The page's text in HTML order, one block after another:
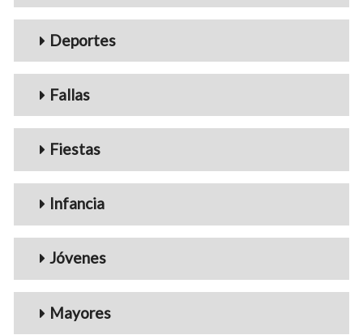
Deportes
Fallas
Fiestas
Infancia
Jóvenes
Mayores